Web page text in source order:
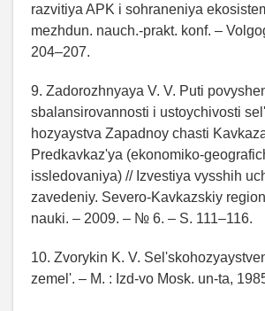
razvitiya APK i sohraneniya
mezhdun. nauch.-prakt. konf. –
204–207.
9. Zadorozhnyaya V. V. Puti
sbalansirovannosti i ustoychivosti
hozyaystva Zapadnoy chasti
Predkavkaz'ya (ekonomiko-
issledovaniya) // Izvestiya vysshih
zavedeniy. Severo-Kavkazskiy
nauki. – 2009. – № 6. – S. 111–116.
10. Zvorykin K. V.
zemel'. – M. : Izd-vo Mosk. un-ta,